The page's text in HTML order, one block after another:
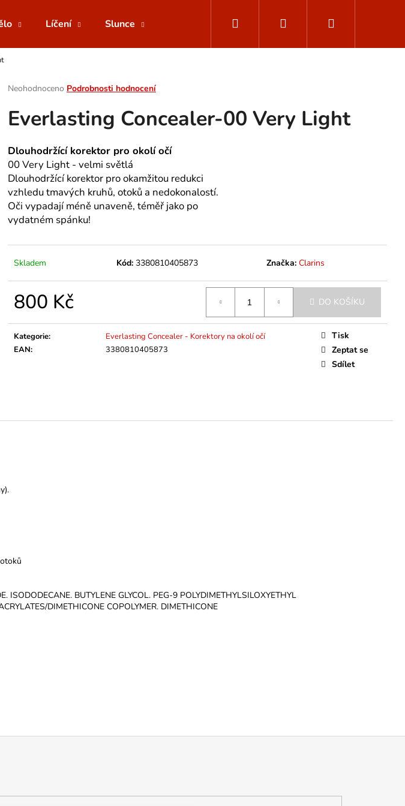
Líčení Slunce Parfemované vody Muži - ClarinsMen
Hledat PřihlášeníNákupní
Průměrné
produktu
je
z
5
hvězdiček.
Neohodnoceno Podrobnosti hodnocení
Everlasting Concealer-00 Very Light
Dlouhodržící korektor pro okolí očí
00 Very Light - velmi světlá
Dlouhodržící korektor pro okamžitou redukci
vzhledu tmavých kruhů, otoků a nedokonalostí.
Oči vypadají méně unaveně, téměř jako po
vydatném spánku!
Skladem Kód: 3380810405873 Značka: Clarins
800 Kč DO KOŠÍKU
Kategorie:
Everlasting Concealer - Korektory na okolí očí
EAN: 3380810405873
Tisk
Zeptat se
Sdílet
BUTYLENE GLYCOL. PEG-9 POLYDIMETHYLSILOXYETHYL
DIMETHICONE COPOLYMER. DIMETHICONE
HLEDAT